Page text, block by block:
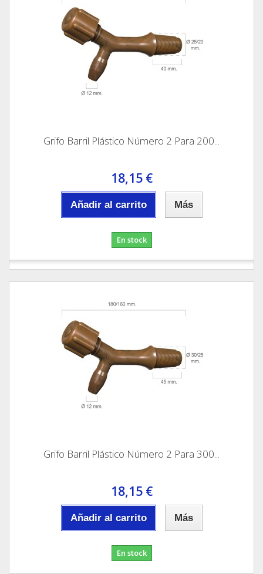
Grifo Barril Plástico Número 2 Para 200...
18,15 €
Añadir al carrito Más
En stock
Grifo Barril Plástico Número 2 Para 300...
18,15 €
Añadir al carrito Más
En stock